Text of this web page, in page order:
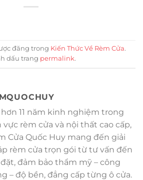
đăng trong Kiến Thức Về Rèm Cửa.
dấu trang permalink.
hơn 11 năm kinh nghiệm trong
vực rèm cửa và nội thất cao cấp,
Cửa Quốc Huy mang đến giải
rèm cửa trọn gói từ tư vấn đến
đảm bảo thẩm mỹ – công
– độ bền, đẳng cấp từng ô cửa.